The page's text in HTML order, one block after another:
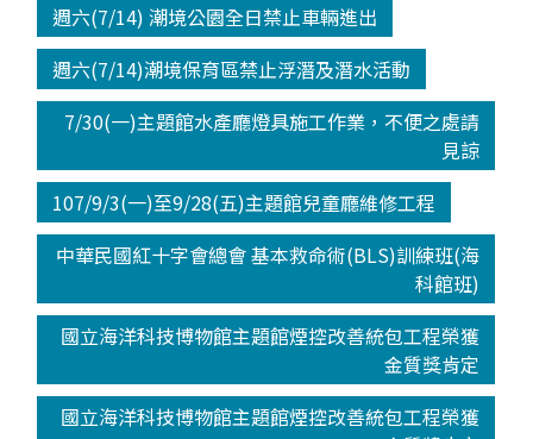
週六(7/14) 潮境公園全日禁止車輛進出
週六(7/14)潮境保育區禁止浮潛及潛水活動
7/30(一)主題館水產廳燈具施工作業，不便之處請
見諒
107/9/3(一)至9/28(五)主題館兒童廳維修工程
中華民國紅十字會總會 基本救命術(BLS)訓練班(海
科館班)
國立海洋科技博物館主題館煙控改善統包工程榮獲
金質獎肯定
國立海洋科技博物館主題館煙控改善統包工程榮獲